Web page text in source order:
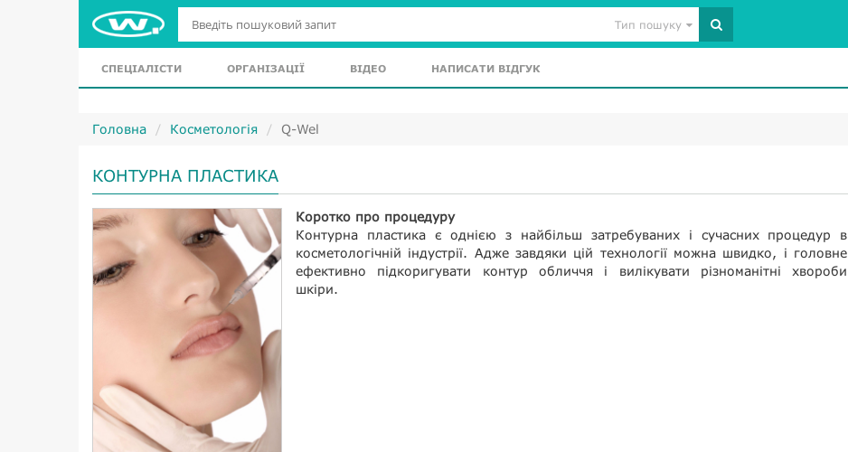
Тип пошуку
СПЕЦІАЛІСТИ ОРГАНІЗАЦІЇ ВІДЕО НАПИСАТИ ВІДГУК
Головна Косметологія Q-Wel
КОНТУРНА ПЛАСТИКА
Коротко про процедуру
Контурна пластика є однією з найбільш затребуваних і сучасних процедур в
косметологічній індустрії. Адже завдяки цій технології можна швидко, і головне
ефективно підкоригувати контур обличчя і вилікувати різноманітні хвороби
шкіри.